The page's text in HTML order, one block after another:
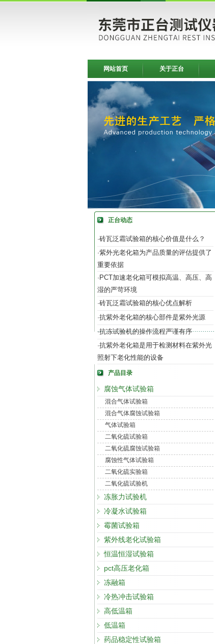
网站首页 关于正台
正台动态
·砖瓦泛霜试验箱的核心价值是什么？
·紫外光老化箱为产品质量的评估提供了
重要依据
· PCT加速老化箱可模拟高温、高压、高
湿的严苛环境
·砖瓦泛霜试验箱的核心优点解析
·抗紫外老化箱的核心部件是紫外光源
·抗冻试验机的操作流程严谨有序
·抗紫外老化箱是用于检测材料在紫外光
照射下老化性能的设备
产品目录
腐蚀气体试验箱
混合气体试验箱
混合气体腐蚀试验箱
气体试验箱
二氧化硫试验箱
二氧化硫腐蚀试验箱
腐蚀性气体试验箱
二氧化硫实验箱
二氧化硫试验机
冻胀力试验机
冷凝水试验箱
霉菌试验箱
紫外线老化试验箱
恒温恒湿试验箱
pct高压老化箱
冻融箱
冷热冲击试验箱
高低温箱
低温箱
药品稳定性试验箱